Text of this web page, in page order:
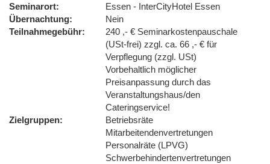
Seminarort
Essen - InterCityHotel Essen
Übernachtung
Nein
Teilnahmegebühr
240 ,- € Seminarkostenpauschale
(USt-frei) zzgl. ca. 66 ,- € für
Verpflegung (zzgl. USt)
Vorbehaltlich möglicher
Preisanpassung durch das
Veranstaltungshaus/den
Cateringservice!
Zielgruppen
Betriebsräte
Mitarbeitendenvertretungen
Personalräte (LPVG)
Schwerbehindertenvertretungen